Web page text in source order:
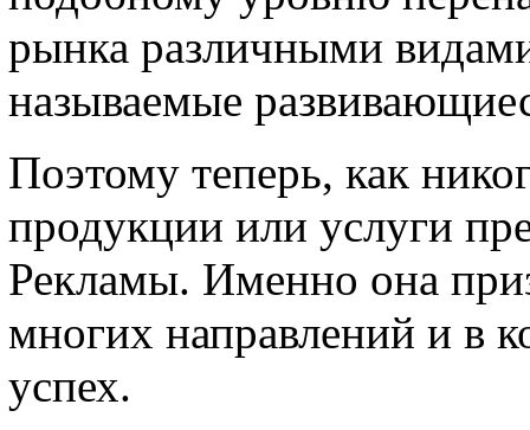
рынка различными
называемые
Поэтому теперь, как
продукции или услуги
Рекламы. Именно она
многих направлений и в
успех.